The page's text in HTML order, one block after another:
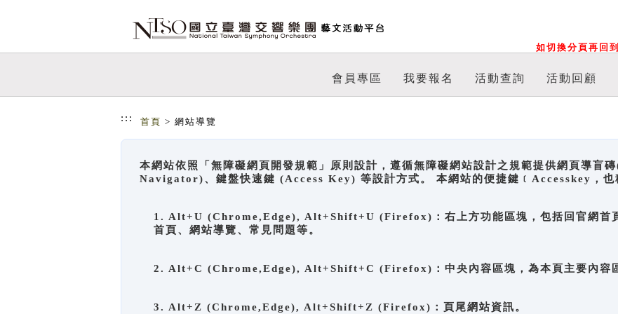
如切換分頁再回
會員專區 我要報名 活動查詢 活動回顧
::: 首頁 > 網站導覽
本網站依照「無障礙網頁開發規範」原則設計，遵循無障礙網站設計之規範提供網頁導盲
Navigator)、鍵盤快速鍵 (Access Key) 等設計方式。 本網站的便捷鍵﹝Accesskey，也
1. Alt+U (Chrome,Edge), Alt+Shift+U (Firefox)：右上方功能區塊，包括回官網首
首頁、網站導覽、常見問題等。
2. Alt+C (Chrome,Edge), Alt+Shift+C (Firefox)：中央內容區塊，為本頁主要內容
3. Alt+Z (Chrome,Edge), Alt+Shift+Z (Firefox)：頁尾網站資訊。